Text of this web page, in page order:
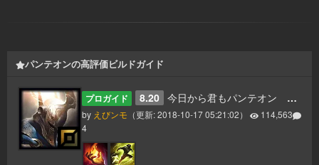
パンテオンの高評価ビルドガイド
プロガイド 8.20 今日から君もパンテオン 更新8.20
by えびンモ （更新:2018-10-17 05:21:02）
114,563
4